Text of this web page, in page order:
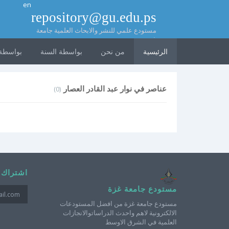
repository@gu.edu.ps
مستودع علمي للنشر والابحاث العلمية جامعة
غزة
en
الرئيسية من نحن بواسطة السنة
عناصر في نوار عبد القادر العصار (0)
مستودع جامعة غزة
مستودع جامعة غزة من افضل المستودعات
الالكترونية لاهم واحدث الدراساتوالانجازات
العلمية في الشرق الاوسط
اشتراك